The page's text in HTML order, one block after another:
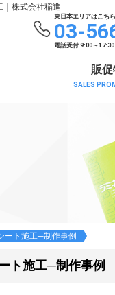
｜株式会社稲進
東日本エリアはこちら
03-
電話受付 9:00～17:30
販
SALES
ート施工─制作事例
ト施工─制作事例